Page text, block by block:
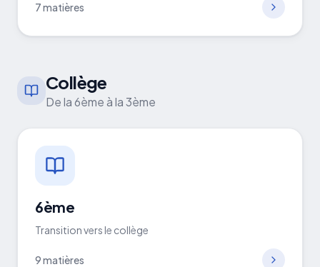
7matières
Collège
De la 6ème à la 3ème
6ème
Transition vers le collège
9matières